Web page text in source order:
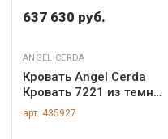
637 630 руб.
ANGEL CERDA
Кровать Angel Cerda
Кровать 7221 из темно-
серой ткани для
матраса 180 x 200 см
арт. 435927